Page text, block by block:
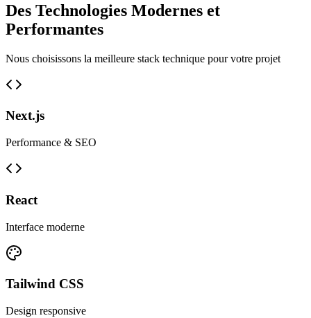
Des Technologies Modernes et
Performantes
Nous choisissons la meilleure stack technique pour votre projet
Next.js
Performance & SEO
React
Interface moderne
Tailwind CSS
Design responsive